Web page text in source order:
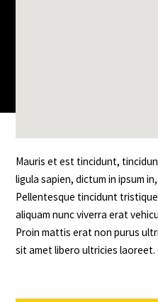
Mauris et est tincidunt,
ligula sapien, dictum in ipsum
Pellentesque tincidunt
aliquam nunc viverra erat
Proin mattis erat non purus
sit amet libero ultricies laoreet.